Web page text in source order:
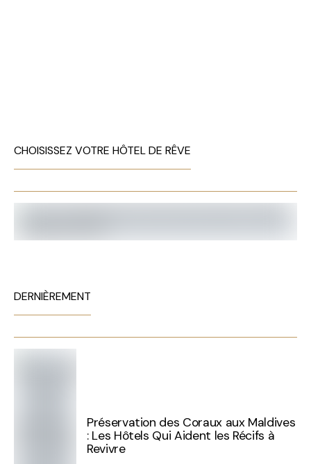
CHOISISSEZ VOTRE HÔTEL DE RÊVE
DERNIÈREMENT
Préservation des Coraux aux Maldives
: Les Hôtels Qui Aident les Récifs à
Revivre